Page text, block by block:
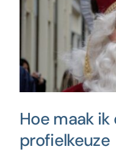
Hoe maak
profielkeuze